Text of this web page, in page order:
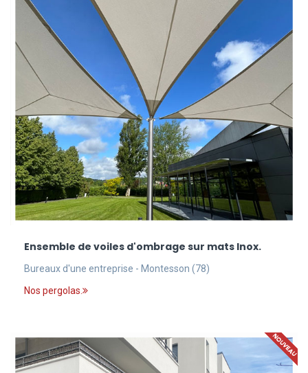
Ensemble de voiles d'ombrage sur mats Inox.
Bureaux d'une entreprise - Montesson (78)
Nos pergolas.